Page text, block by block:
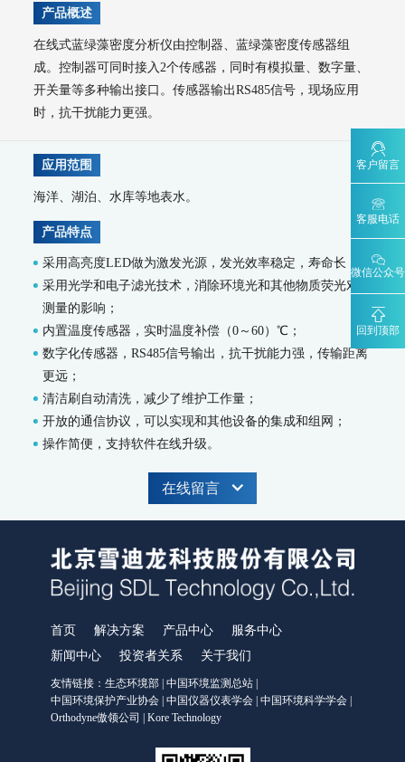
AQMS-900VF-环境空气甲醛在线监测系统
大气走航监测车
MCS-900A-大气复合污染走航监测车
水环境监测
WQMS-900AI-数智化水质在线监测系统
WQMS-900-固定式水质自动监测系统
WQMS-900E-简易式水质自动监测系统
WQMS-900F-浮标式水质自动监测系统
WCS-900W-水质移动监测系统
MODEL 9811-高锰酸盐指数水质在线自动监测仪
MODEL 9870-水质自动采样器
MODEL 9001-叶绿素a水质在线自动监测仪
MODEL 9002-藻密度水质在线自动监测仪
污染源水质监测系统
WWMS-900AI-数智化污染源水质在线监测系统
WWMS-900-污染源水质在线监测系统
MODEL 9810-化学需氧量（CODcr）水质在线自动监测仪
MODEL 9820-氨氮水质在线自动监测仪
MODEL 9850-总氮水质在线自动监测仪
MODEL 2000-pH-水质在线自动监测仪
MODEL 9880-水质生物综合毒性在线监测仪
大气污染防治决策支持平台
水污染防治决策支持平台
城市环境应急指挥管理平台
智能环境综合监控平台
区县智慧环保平台
客户留言
客服电话
微信公众号
回到顶部
产品概述
在线式蓝绿藻密度分析仪由控制器、蓝绿藻密度传感器组
成。控制器可同时接入2个传感器，同时有模拟量、数字量、
开关量等多种输出接口。传感器输出RS485信号，现场应用
时，抗干扰能力更强。
应用范围
海洋、湖泊、水库等地表水。
产品特点
采用高亮度LED做为激发光源，发光效率稳定，寿命长；
采用光学和电子滤光技术，消除环境光和其他物质荧光对
测量的影响；
内置温度传感器，实时温度补偿（0～60）℃；
数字化传感器，RS485信号输出，抗干扰能力强，传输距离
更远；
清洁刷自动清洗，减少了维护工作量；
开放的通信协议，可以实现和其他设备的集成和组网；
操作简便，支持软件在线升级。
在线留言
首页 解决方案 产品中心
服务中心
新闻中心
投资者关系 关于我们
友情链接： 生态环境部 | 中国环境监测总站 |
中国环境保护产业协会 | 中国仪器仪表学会 | 中国环境科学学会 |
Orthodyne傲领公司 | Kore Technology